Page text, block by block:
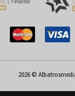
2026 ©